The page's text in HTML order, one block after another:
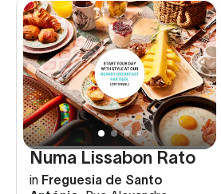
Numa Lissabon Rato
in Freguesia de Santo